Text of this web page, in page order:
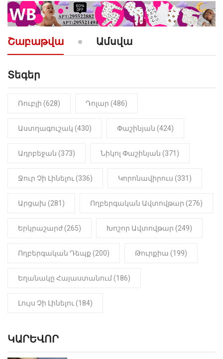
ՔԱՂԱՔԱԿԱՆ 10:52
«Լեզվիդ տալու փոխարեն
արտաբերիր այս երկու
նախադասությունը»․ Իշխան
Նիկոլ Փաշինյան
ԻՐԱԴԱՐՁԱՅԻՆ 22:01
մանկապղծության համար
մարմինը
Շաբաթվա Ամսվա
Տեգեր
Ռուբլի (628) Դոլար (486)
Աստղագուշակ (430) Փաշինյան (424)
Ադրբեջան (373) Նիկոլ Փաշինյան (371)
Ջուր Չի Լինելու (336) Կորոնավիրուս (331)
Արցախ (281) Ողբերգական Ավտովթար (276)
Երկրաշարժ (265) Խոշոր Ավտովթար (249)
Ողբերգական Դեպք (200) Թուրքիա (199)
Եղանակը Հայաստանում (186)
Լույս Չի Լինելու (184)
ԿԱՐԵՎՈՐ